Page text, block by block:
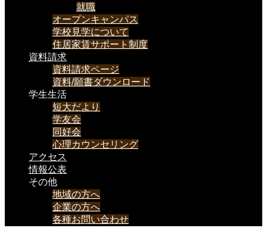
就職
オープンキャンパス
学校見学について
住居家賃サポート制度
資料請求
資料請求ページ
資料/願書ダウンロード
学生生活
短大だより
学友会
同好会
心理カウンセリング
アクセス
情報公表
その他
地域の方へ
企業の方へ
各種お問い合わせ